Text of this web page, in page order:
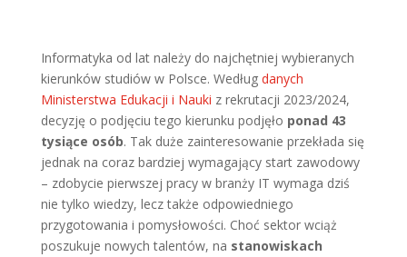
Informatyka od lat należy do najchętniej wybieranych
kierunków studiów w Polsce. Według danych
Ministerstwa Edukacji i Nauki z rekrutacji 2023/2024,
decyzję o podjęciu tego kierunku podjęło ponad 43
tysiące osób. Tak duże zainteresowanie przekłada się
jednak na coraz bardziej wymagający start zawodowy
– zdobycie pierwszej pracy w branży IT wymaga dziś
nie tylko wiedzy, lecz także odpowiedniego
przygotowania i pomysłowości. Choć sektor wciąż
poszukuje nowych talentów, na stanowiskach